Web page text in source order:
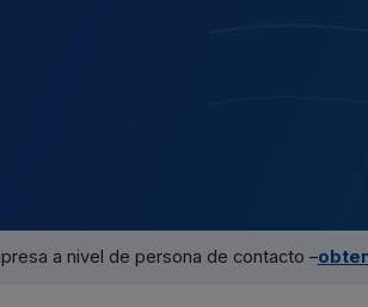
a nivel de persona de contacto –